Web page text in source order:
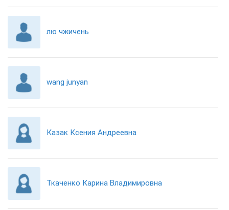
лю чжичень
wang junyan
Казак Ксения Андреевна
Ткаченко Карина Владимировна